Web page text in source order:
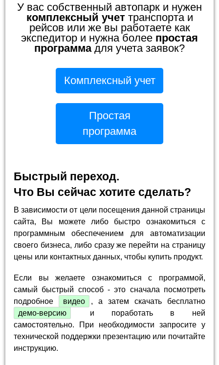
У вас собственный автопарк и нужен
комплексный учеттранспорта и
рейсов или же вы работаете как
экспедитор и нужна более простая
программадля учета заявок?
Комплексный учет
Простая
программа
Быстрый переход.
Что Вы сейчас хотите сделать?
В зависимости от цели посещения данной страницы
сайта, Вы можете либо быстро ознакомиться с
программным обеспечением для автоматизации
своего бизнеса, либо сразу же перейти на страницу
цены или контактных данных, чтобы купить продукт.
Если вы желаете ознакомиться с программой,
самый быстрый способ - это сначала посмотреть
подробное
видео
, а затем скачать бесплатно
демо-версию
и поработать в ней
самостоятельно. При необходимости запросите у
технической поддержки презентацию или почитайте
инструкцию.